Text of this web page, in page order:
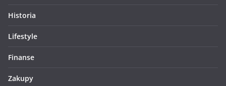
Historia
Lifestyle
Finanse
Zakupy